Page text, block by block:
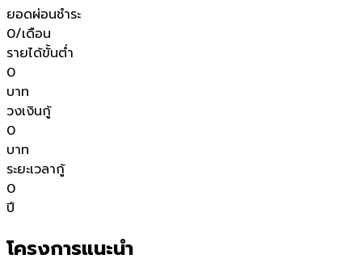
ยอดผ่อนชำระ
0/เดือน
รายได้ขั้นต่ำ
0
บาท
วงเงินกู้
0
บาท
ระยะเวลากู้
0
ปี
โครงการแนะนำ